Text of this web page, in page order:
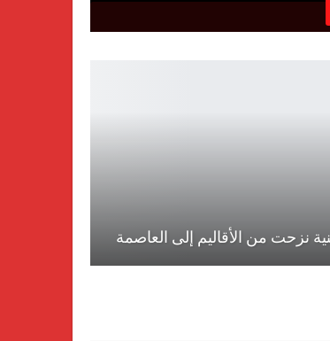
نزحت من الأقاليم إلى العاصمة